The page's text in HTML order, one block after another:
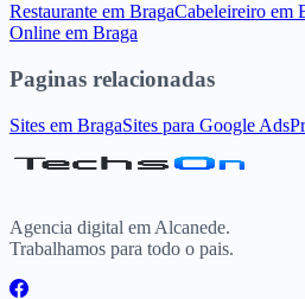
Restaurante em BragaCabeleireiro em
Online em Braga
Paginas relacionadas
Sites em BragaSites para Google Ads
Agencia digital em Alcanede.
Trabalhamos para todo o pais.